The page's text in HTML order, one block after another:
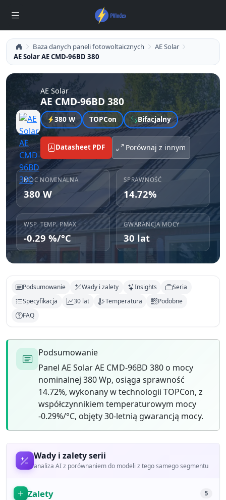
Baza danych paneli fotowoltaicznych
AE Solar
AE Solar AE CMD-96BD 380
AE Solar
AE CMD-96BD 380
380 W TOPCon Bifacjalny
Datasheet PDF Porównaj z innym
MOC NOMINALNA
380 W
SPRAWNOŚĆ
14.72%
WSP. TEMP. PMAX
-0.29 %/°C
GWARANCJA MOCY
30 lat
Podsumowanie Wady i zalety Insights
Seria
Specyfikacja
30 lat Temperatura
Podobne
FAQ
Podsumowanie
Panel AE Solar AE CMD-96BD 380 o mocy
nominalnej 380 Wp, osiąga sprawność
14.72%, wykonany w technologii TOPCon, z
współczynnikiem temperaturowym mocy
-0.29%/°C, objęty 30-letnią gwarancją mocy.
Wady i zalety serii
analiza AI z porównaniem do modeli z tego samego segmentu
Zalety 5